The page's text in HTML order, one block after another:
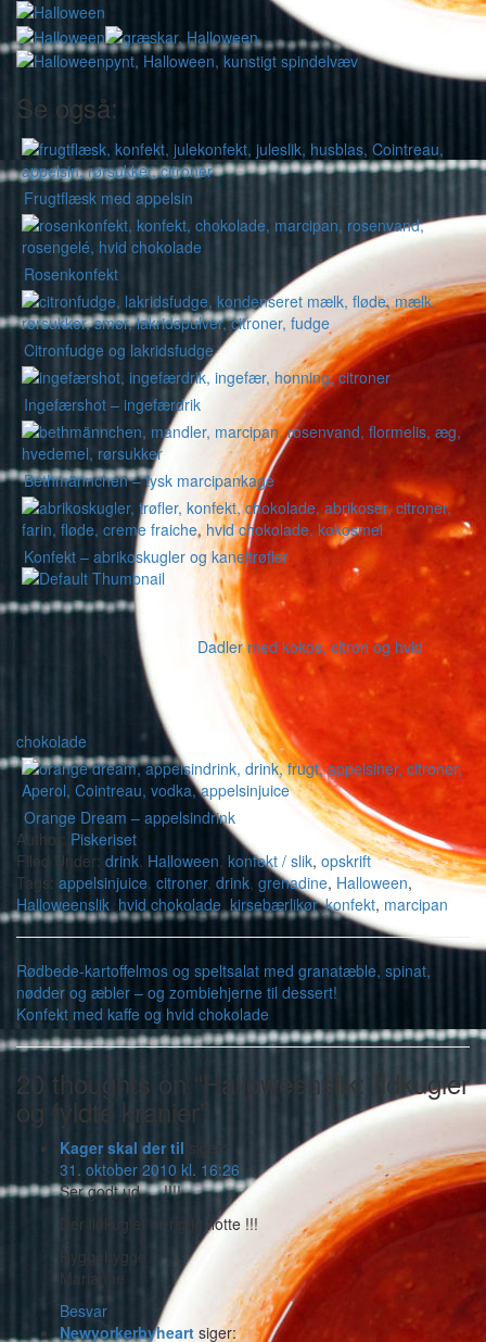
Se også:
Frugtflæsk med appelsin
Rosenkonfekt
Citronfudge og lakridsfudge
Ingefærshot – ingefærdrik
Bethmännchen – tysk marcipankage
Konfekt – abrikoskugler og kaneltrøfler
Dadler med kokos, citron og hvid
chokolade
Orange Dream – appelsindrink
Author: Piskeriset
Filed Under: drink Halloween konfekt / slik, opskrift
Tags: appelsinjuice citroner, drink grenadine, Halloween,
Halloweenslik hvid chokolade kirsebærlikør,konfekt, marcipan
Rødbede-kartoffelmos og speltsalat med granatæble, spinat,
nødder og æbler – og zombiehjerne til dessert!
Konfekt med kaffe og hvid chokolade
20 thoughts on “Halloweenslik: Ildkugler
og fyldte kranier”
Kager skal der til siger:
31. oktober 2010 kl. 16:26
Ser godt ud … !!!!
Der ildkugler er rigtig flotte !!!
Hyggehygge
Marianne
Besvar
Newyorkerbyheart siger: